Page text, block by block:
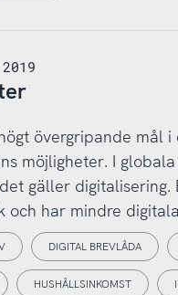
2019
övergripande mål
möjligheter. I
gäller digitalisering.
och har mindre
DIGITAL BREVLÅDA
HUSHÅLLSINKOMST